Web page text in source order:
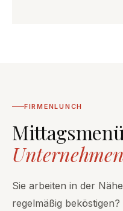
FIRMENLUNCH
Unternehmen
Sie arbeiten in der
regelmäßig